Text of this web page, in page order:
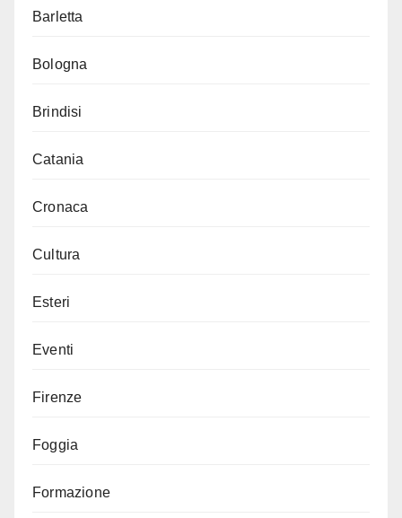
Barletta
Bologna
Brindisi
Catania
Cronaca
Cultura
Esteri
Eventi
Firenze
Foggia
Formazione